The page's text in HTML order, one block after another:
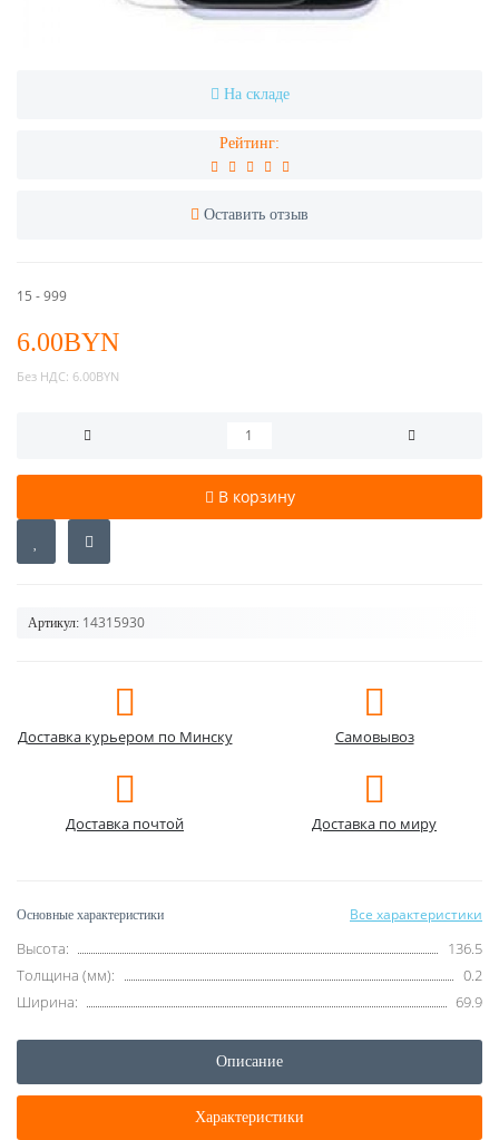
На складе
Рейтинг:
Оставить отзыв
15 - 999
6.00BYN
Без НДС: 6.00BYN
В корзину
Артикул: 14315930
Доставка курьером по Минску Самовывоз
Доставка почтой Доставка по миру
Основные характеристики Все характеристики
Высота:
136.5
Толщина (мм):
0.2
Ширина:
69.9
Описание
Характеристики